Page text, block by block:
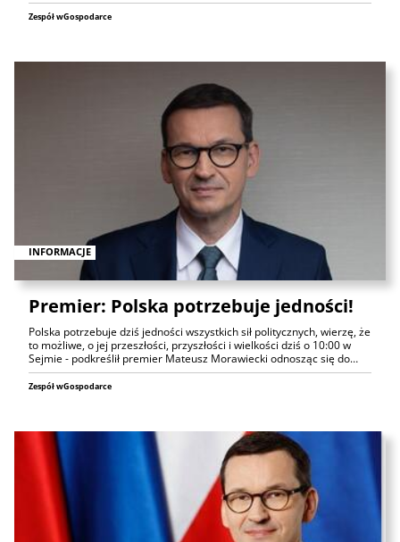
Zespół wGospodarce
INFORMACJE
Premier: Polska potrzebuje jedności!
Polska potrzebuje dziś jedności wszystkich sił politycznych, wierzę, że
to możliwe, o jej przeszłości, przyszłości i wielkości dziś o 10:00 w
Sejmie - podkreślił premier Mateusz Morawiecki odnosząc się do…
Zespół wGospodarce